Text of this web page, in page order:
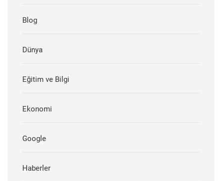
Blog
Dünya
Eğitim ve Bilgi
Ekonomi
Google
Haberler